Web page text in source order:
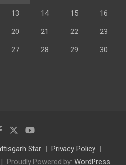
13 14 15 16
20 21 22 23
27 28 29 30
Star
Privacy Policy
Proudly Powered by: WordPress